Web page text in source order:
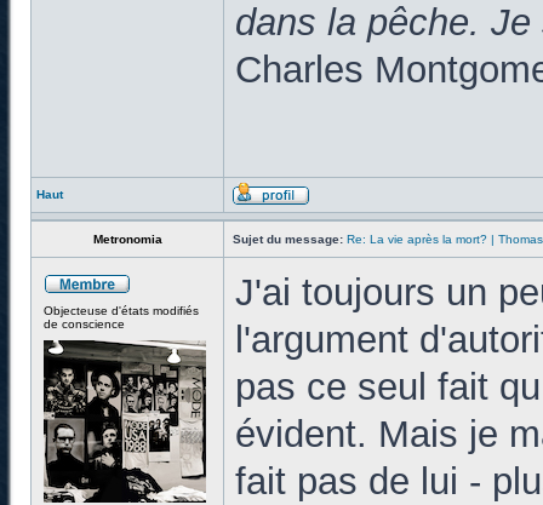
dans la pêche.
Charles
Haut
Metronomia Sujet du message: Re: La vie après la mort? |
Objecteuse d'états modifiés
de conscience
J'ai toujours un
l'argument
pas ce seul fait
évident. Mais je
fait pas de lui -